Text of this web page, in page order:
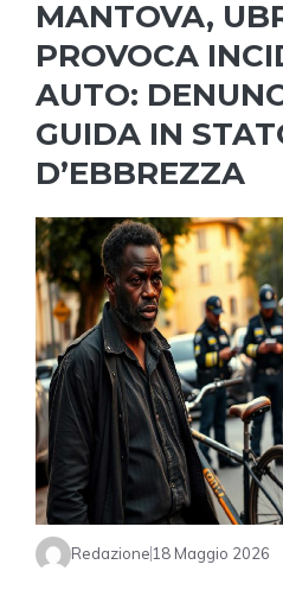
MANTOVA,
PROVOCA
AUTO:
GUIDA IN
D’EBBREZZA
Redazione18 Maggio 2026